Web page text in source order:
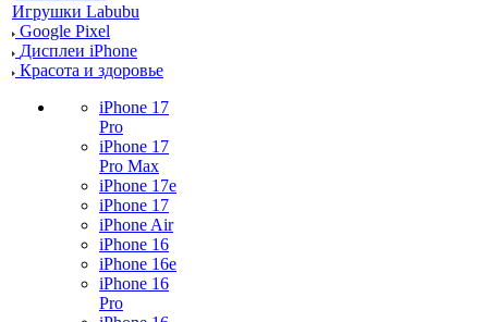
Игрушки Labubu
Google Pixel
Дисплеи iPhone
Красота и здоровье
iPhone 17
Pro
iPhone 17
Pro Max
iPhone 17e
iPhone 17
iPhone Air
iPhone 16
iPhone 16e
iPhone 16
Pro